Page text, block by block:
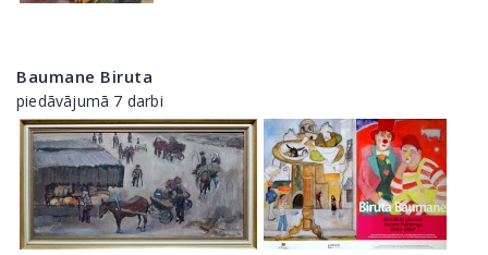
Baumane Biruta
piedāvājumā 7 darbi